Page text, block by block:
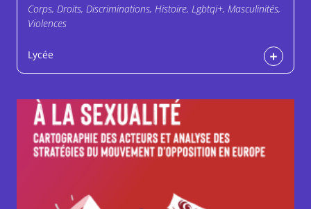
Corps, Droits, Discriminations, Histoire, Lgbtqi+, Masculinités,
Violences
Lycée